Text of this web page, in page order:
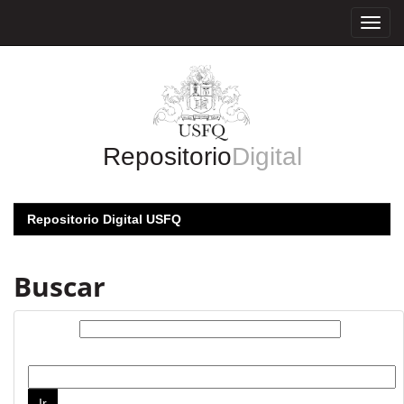
RepositorioDigital
Repositorio Digital USFQ
Buscar